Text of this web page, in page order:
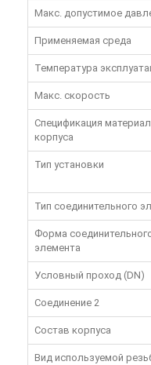
Макс. допустимое
Применяемая среда
Температура
Макс. скорость
Спецификация
корпуса
Тип установки
Тип соединительного
Форма
элемента
Условный проход (DN)
Соединение 2
Состав корпуса
Вид используемой